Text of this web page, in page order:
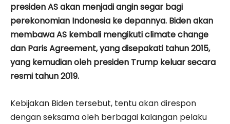
presiden AS akan menjadi angin segar bagi
perekonomian Indonesia ke depannya. Biden akan
membawa AS kembali mengikuti climate change
dan Paris Agreement, yang disepakati tahun 2015,
yang kemudian oleh presiden Trump keluar secara
resmi tahun 2019.
Kebijakan Biden tersebut, tentu akan direspon
dengan seksama oleh berbagai kalangan pelaku